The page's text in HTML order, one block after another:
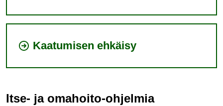
Kaatumisen ehkäisy
Itse- ja omahoito-ohjelmia